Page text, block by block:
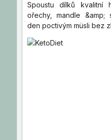
Spoustu dílků kvalitní
ořechy, mandle &amp;
den poctivým müsli bez